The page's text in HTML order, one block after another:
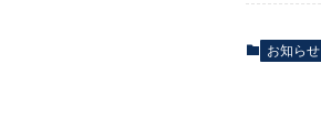
お知らせ